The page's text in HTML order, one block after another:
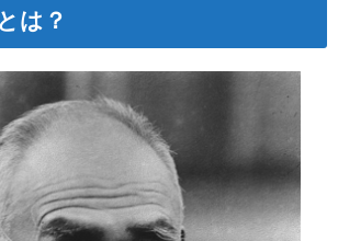
は？